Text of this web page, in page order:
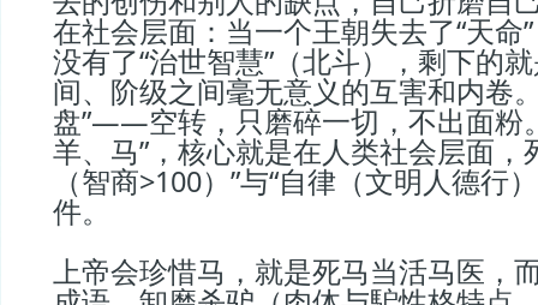
在社会层面：当一个王朝失去了“天命
没有了“治世智慧”（北斗），剩下的
间、阶级之间毫无意义的互害和内卷
盘”——空转，只磨碎一切，不出面粉
羊、马”，核心就是在人类社会层面，
（智商>100）”与“自律（文明人德行
件。
上帝会珍惜马，就是死马当活马医，